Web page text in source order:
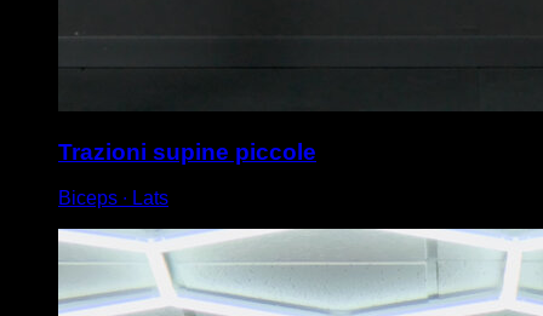
Trazioni supine piccole
Biceps ∙ Lats